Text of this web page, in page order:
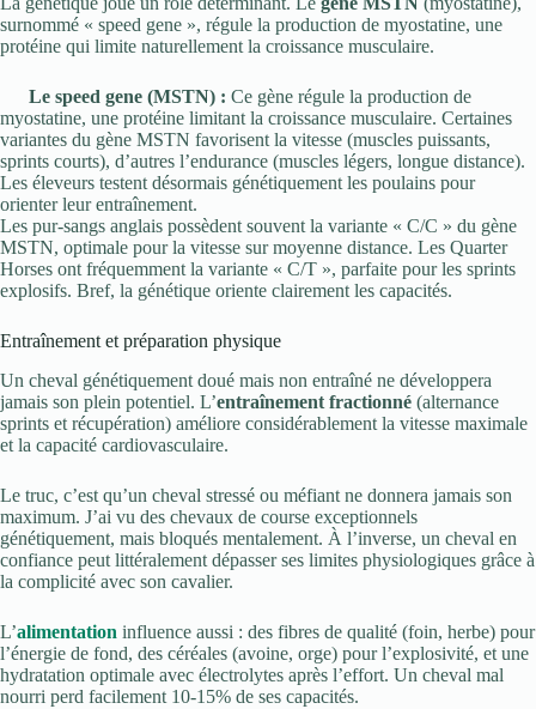
surnommé « speed gene », régule la production de myostatine, une
protéine qui limite naturellement la croissance musculaire.
Le speed gene (MSTN) : Ce gène régule la production de
myostatine, une protéine limitant la croissance musculaire. Certaines
variantes du gène MSTN favorisent la vitesse (muscles puissants,
sprints courts), d’autres l’endurance (muscles légers, longue distance).
Les éleveurs testent désormais génétiquement les poulains pour
orienter leur entraînement.
Les pur-sangs anglais possèdent souvent la variante « C/C » du gène
MSTN, optimale pour la vitesse sur moyenne distance. Les Quarter
Horses ont fréquemment la variante « C/T », parfaite pour les sprints
explosifs. Bref, la génétique oriente clairement les capacités.
Entraînement et préparation physique
Un cheval génétiquement doué mais non entraîné ne développera
jamais son plein potentiel. L’entraînement fractionné (alternance
sprints et récupération) améliore considérablement la vitesse maximale
et la capacité cardiovasculaire.
Le truc, c’est qu’un cheval stressé ou méfiant ne donnera jamais son
maximum. J’ai vu des chevaux de course exceptionnels
génétiquement, mais bloqués mentalement. À l’inverse, un cheval en
confiance peut littéralement dépasser ses limites physiologiques grâce à
la complicité avec son cavalier.
L’alimentation influence aussi : des fibres de qualité (foin, herbe) pour
l’énergie de fond, des céréales (avoine, orge) pour l’explosivité, et une
hydratation optimale avec électrolytes après l’effort. Un cheval mal
nourri perd facilement 10-15% de ses capacités.